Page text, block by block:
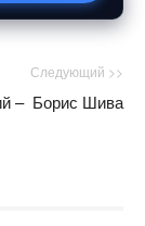
Следующий >>
– Борис Шива